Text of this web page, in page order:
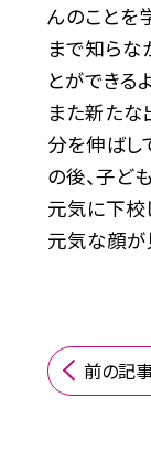
んのことを
まで知らな
とができる
また新たな
分を伸ばし
の後、子ど
元気に下校
元気な顔が
前の記